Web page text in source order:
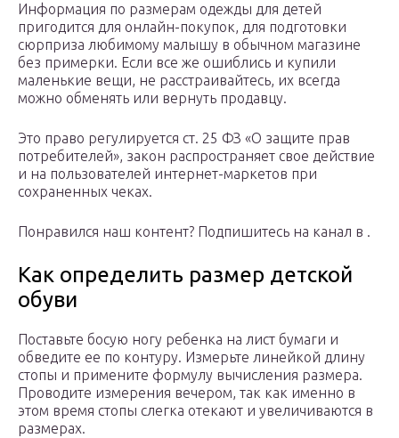
Информация по размерам одежды для детей
пригодится для онлайн-покупок, для подготовки
сюрприза любимому малышу в обычном магазине
без примерки. Если все же ошиблись и купили
маленькие вещи, не расстраивайтесь, их всегда
можно обменять или вернуть продавцу.
Это право регулируется ст. 25 ФЗ «О защите прав
потребителей», закон распространяет свое действие
и на пользователей интернет-маркетов при
сохраненных чеках.
Понравился наш контент? Подпишитесь на канал в .
Как определить размер детской
обуви
Поставьте босую ногу ребенка на лист бумаги и
обведите ее по контуру. Измерьте линейкой длину
стопы и примените формулу вычисления размера.
Проводите измерения вечером, так как именно в
этом время стопы слегка отекают и увеличиваются в
размерах.